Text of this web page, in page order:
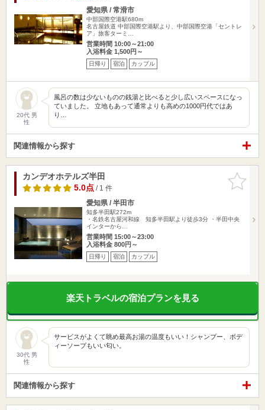
愛知県 / 常滑市
中部国際空港駅680m
名古屋鉄道 中部国際空港駅より、中部国際空港「セントレ
ア」旅客ターミ…
営業時間 10:00～21:00
入浴料金 1,500円～
日帰り 宿泊 カップル
20代 男
性
風呂の数は少ないものの銭湯と比べると少し広いスペースになっ
ていました。 立地もあって通常よりも高めの1000円代ではあ
り…
関連情報から探す
お気に入
りに追加
カンデオホテルズ半田
5.0点/ 1 件
愛知県 / 半田市
知多半田駅272m
・名鉄名古屋河和線 知多半田駅より徒歩3分 ・半田中央
インターから…
営業時間 15:00～23:00
入浴料金 800円～
日帰り 宿泊 カップル
楽天トラベルの宿泊プランを見る
30代 男
性
サービスがよくて眺め最高お湯の温度もいい！シャンプー、ボデ
ィーソープもいい匂い。
関連情報から探す